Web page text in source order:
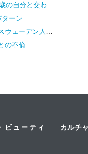
マジョルネ）」が提案する、日常に寄り添うフランス菓子
ターン
ートし続ける日本の定番食
の不倫
ビューティ カルチ